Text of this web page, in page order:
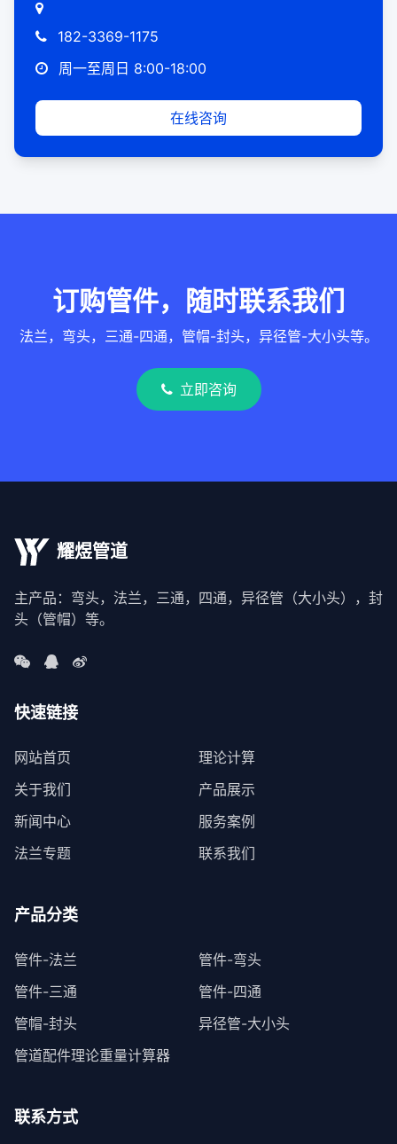
182-3369-1175
周一至周日 8:00-18:00
在线咨询
订购管件，随时联系我们
法兰，弯头，三通-四通，管帽-封头，异径管-大小头等。
立即咨询
耀煜管道
主产品：弯头，法兰，三通，四通，异径管（大小头），封
头（管帽）等。
快速链接
网站首页
理论计算
关于我们
产品展示
新闻中心
服务案例
法兰专题
联系我们
产品分类
管件-法兰
管件-弯头
管件-三通
管件-四通
管帽-封头
异径管-大小头
管道配件理论重量计算器
联系方式